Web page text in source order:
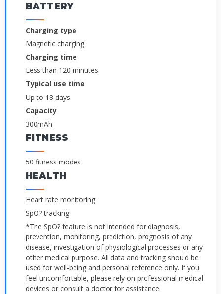
BATTERY
Charging type
Magnetic charging
Charging time
Less than 120 minutes
Typical use time
Up to 18 days
Capacity
300mAh
FITNESS
50 fitness modes
HEALTH
Heart rate monitoring
SpO? tracking
*The SpO? feature is not intended for diagnosis,
prevention, monitoring, prediction, prognosis of any
disease, investigation of physiological processes or any
other medical purpose. All data and tracking should be
used for well-being and personal reference only. If you
feel uncomfortable, please rely on professional medical
devices or consult a doctor for assistance.